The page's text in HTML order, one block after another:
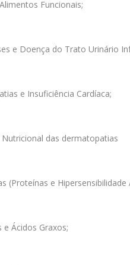
Funcionais;
e Doença do Trato Urinário
e Insuficiência Cardíaca;
das dermatopatias
(Proteínas e
e Ácidos Graxos;